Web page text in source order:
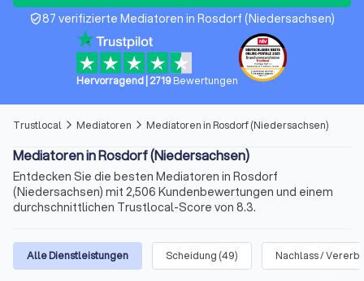
verified_user87 verifizierte Mediatoren in Rosdorf (Niedersachsen)
Hervorragend 2719Bewertungen
Trustlocal arrow_forward_ios Mediatoren arrow_forward_ios Mediatoren in Rosdorf (Niedersachsen)
Mediatoren in Rosdorf (Niedersachsen)
Entdecken Sie die besten Mediatoren in Rosdorf
(Niedersachsen) mit 2,506 Kundenbewertungen und einem
durchschnittlichen Trustlocal-Score von 8.3.
Alle Dienstleistungen Scheidung (49) Nachlass /